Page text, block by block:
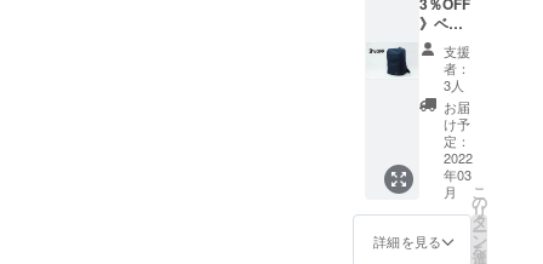
パッ
ケージ
は実際
にお届
けする
ものと
は異な
りま
す。 ※
ポケッ
トの柄
方は生
生地の
使用箇
所によ
り異な
りま
す。ま
た、実
際の色
味は
ディス
プレイ
撮影環
色味は
ディス
プレイ
や写真
撮影環
境によ
り違っ
て見え
る場合
があり
ます。
》ベビ
サポ
バッ
グ ブ
ラック1
個 ＋ お
礼の手
紙 一般
販売価
格
23,650
円（税
込・送
支援
者：
3人
お届
け予
定：
2022
年03
月
詳細を見る
こ
の
リ
タ
ー
ン
を